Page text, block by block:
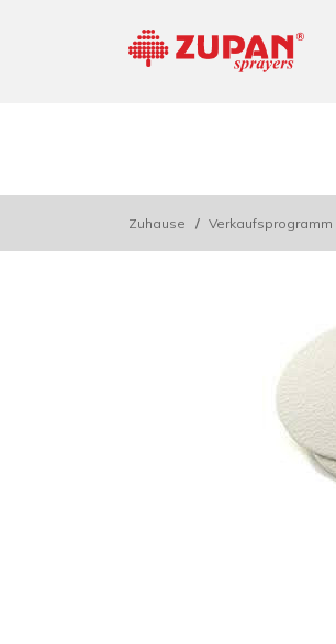
Zuhause / Verkaufsprogramm